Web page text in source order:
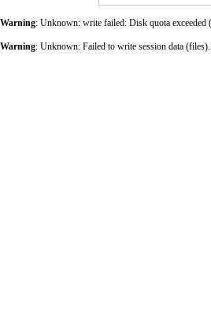
Warning: Unknown: write failed: Disk quota exceeded
Warning: Unknown: Failed to write session data